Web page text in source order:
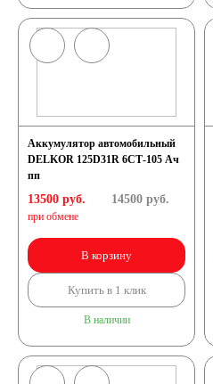
Аккумулятор автомобильный
DELKOR 125D31R 6СТ-105 Ач
пп
13500 руб.
при обмене
14500руб.
В корзину
Купить в 1 клик
В наличии